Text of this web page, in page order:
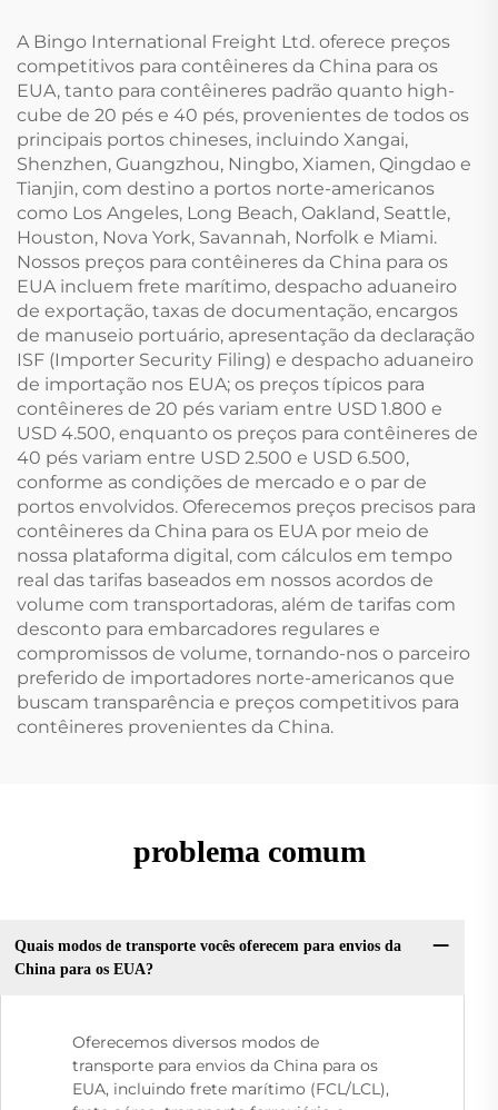
A Bingo International Freight Ltd. oferece preços
competitivos para contêineres da China para os
EUA, tanto para contêineres padrão quanto high-
cube de 20 pés e 40 pés, provenientes de todos os
principais portos chineses, incluindo Xangai,
Shenzhen, Guangzhou, Ningbo, Xiamen, Qingdao e
Tianjin, com destino a portos norte-americanos
como Los Angeles, Long Beach, Oakland, Seattle,
Houston, Nova York, Savannah, Norfolk e Miami.
Nossos preços para contêineres da China para os
EUA incluem frete marítimo, despacho aduaneiro
de exportação, taxas de documentação, encargos
de manuseio portuário, apresentação da declaração
ISF (Importer Security Filing) e despacho aduaneiro
de importação nos EUA; os preços típicos para
contêineres de 20 pés variam entre USD 1.800 e
USD 4.500, enquanto os preços para contêineres de
40 pés variam entre USD 2.500 e USD 6.500,
conforme as condições de mercado e o par de
portos envolvidos. Oferecemos preços precisos para
contêineres da China para os EUA por meio de
nossa plataforma digital, com cálculos em tempo
real das tarifas baseados em nossos acordos de
volume com transportadoras, além de tarifas com
desconto para embarcadores regulares e
compromissos de volume, tornando-nos o parceiro
preferido de importadores norte-americanos que
buscam transparência e preços competitivos para
contêineres provenientes da China.
problema comum
Quais modos de transporte vocês oferecem para envios da
China para os EUA?
Oferecemos diversos modos de
transporte para envios da China para os
EUA, incluindo frete marítimo (FCL/LCL),